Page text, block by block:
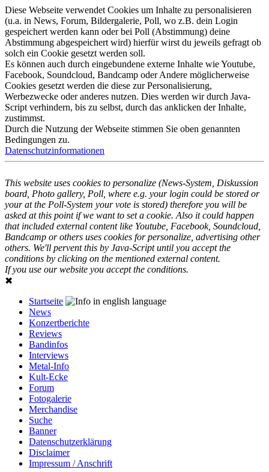
Diese Webseite verwendet Cookies um Inhalte zu personalisieren
(u.a. in News, Forum, Bildergalerie, Poll, wo z.B. dein Login
gespeichert werden kann oder bei Poll (Abstimmung) deine
Abstimmung abgespeichert wird) hierfür wirst du jeweils gefragt ob
solch ein Cookie gesetzt werden soll.
Es können auch durch eingebundene externe Inhalte wie Youtube,
Facebook, Soundcloud, Bandcamp oder Andere möglicherweise
Cookies gesetzt werden die diese zur Personalisierung,
Werbezwecke oder anderes nutzen. Dies werden wir durch Java-
Script verhindern, bis zu selbst, durch das anklicken der Inhalte,
zustimmst.
Durch die Nutzung der Webseite stimmen Sie oben genannten
Bedingungen zu.
Datenschutzinformationen
This website uses cookies to personalize (News-System, Diskussion
board, Photo gallery, Poll, where e.g. your login could be stored or
your at the Poll-System your vote is stored) therefore you will be
asked at this point if we want to set a cookie. Also it could happen
that included external content like Youtube, Facebook, Soundcloud,
Bandcamp or others uses cookies for personalize, advertising other
others. We'll pervent this by Java-Script until you accept the
conditions by clicking on the mentioned external content.
If you use our website you accept the conditions.
✖
Startseite
News
Konzertberichte
Reviews
Bandinfos
Interviews
Metal-Info
Kult-Ecke
Forum
Fotogalerie
Merchandise
Suche
Banner
Datenschutzerklärung
Disclaimer
Impressum / Anschrift